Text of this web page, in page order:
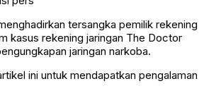
tersangka pemilik rekening
kasus rekening jaringan The Doctor
jaringan narkoba.
ini untuk mendapatkan pengalaman